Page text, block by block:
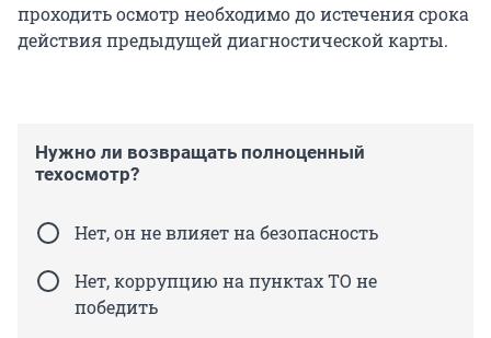
проходить осмотр необходимо до истечения срока
действия предыдущей диагностической карты.
Нужно ли возвращать полноценный
техосмотр?
Нет, он не влияет на безопасность
Нет, коррупцию на пунктах ТО не
победить